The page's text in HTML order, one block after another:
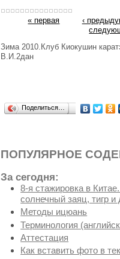
« первая
‹
Зима 2010.Клуб Киокушин
В.И.2дан
Поделиться…
ПОПУЛЯРНОЕ
За сегодня:
8-я стажировка в
солнечный заяц, тигр и
Методы ицюань
Терминология
Аттестация
Как вставить фото в